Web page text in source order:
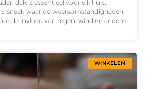
dak is essentieel voor elk huis,
Sneek waar de weersomstandigheden
de invloed van regen, wind en andere
WINKELEN